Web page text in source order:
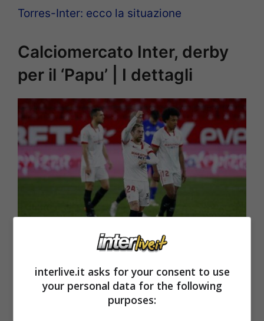
Torres-Inter: ecco la situazione
Calciomercato Inter, derby
per il ‘Papu’ | I dettagli
‘Papu’ Gomez tra Inter e Milan. L’attuale
interlive.it asks for your consent to use
your personal data for the following
purposes: